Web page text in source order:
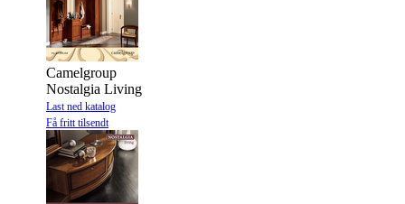
Camelgroup
Nostalgia Living
Last ned katalog
Få fritt tilsendt